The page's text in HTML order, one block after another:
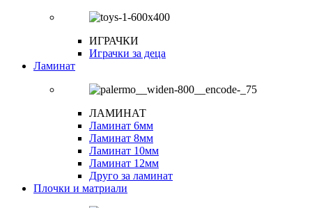
ИГРАЧКИ
Играчки за деца
Ламинат
ЛАМИНАТ
Ламинат 6мм
Ламинат 8мм
Ламинат 10мм
Ламинат 12мм
Друго за ламинат
Плочки и матриали